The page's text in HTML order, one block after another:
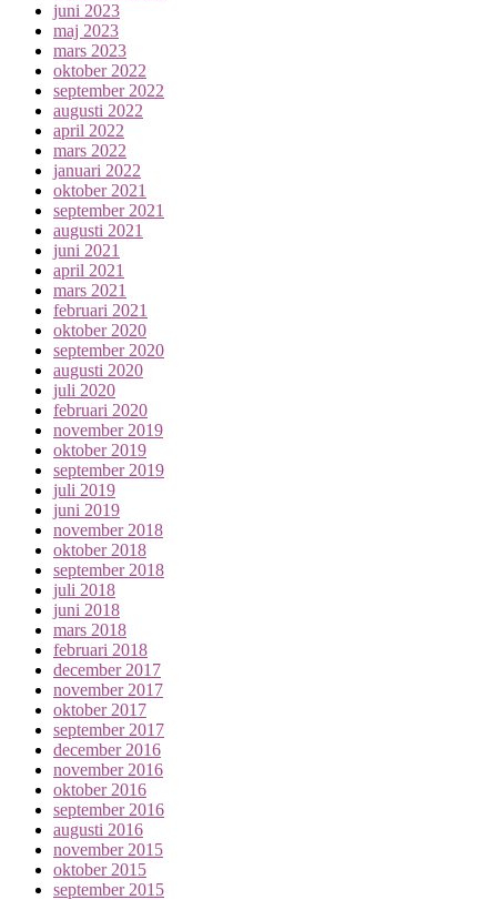
juni 2023
maj 2023
mars 2023
oktober 2022
september 2022
augusti 2022
april 2022
mars 2022
januari 2022
oktober 2021
september 2021
augusti 2021
juni 2021
april 2021
mars 2021
februari 2021
oktober 2020
september 2020
augusti 2020
juli 2020
februari 2020
november 2019
oktober 2019
september 2019
juli 2019
juni 2019
november 2018
oktober 2018
september 2018
juli 2018
juni 2018
mars 2018
februari 2018
december 2017
november 2017
oktober 2017
september 2017
december 2016
november 2016
oktober 2016
september 2016
augusti 2016
november 2015
oktober 2015
september 2015